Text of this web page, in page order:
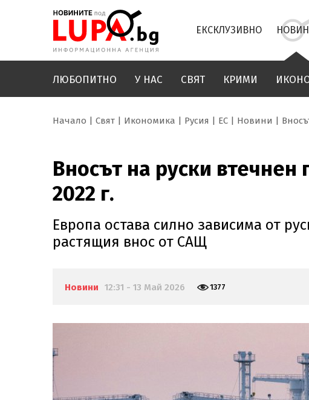
ЕКСКЛУЗИВНО
ЛЮБОПИТНО У НАС СВЯТ КРИМИ
Начало Свят Икономика Русия ЕС Новини
Вносът на руски втечнен
2022 г.
Европа остава силно зависима от
растящия внос от САЩ
Новини 12:31 - 13 Май 2026 1377